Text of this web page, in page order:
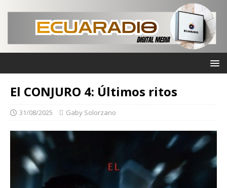
El CONJURO 4: Últimos ritos
31/08/2025 Gaby Solorzano